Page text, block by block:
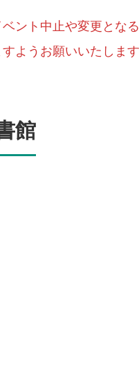
ント中止や変更とな
ようお願いいたしま
館